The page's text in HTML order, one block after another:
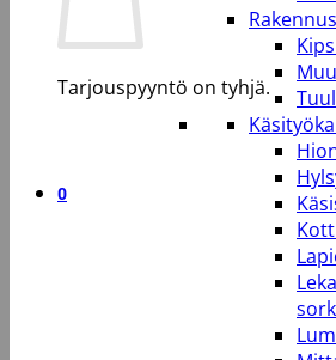
Tarjouspyyntö on tyhjä.
0